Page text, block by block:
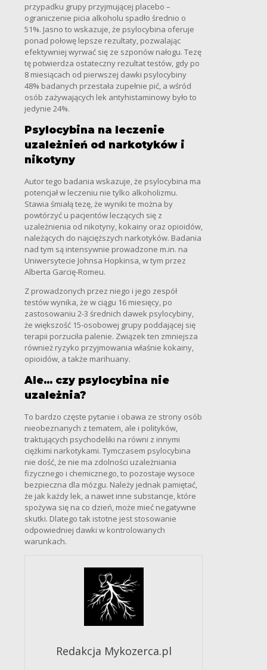
przypadku grupy przyjmującej placebo –
ograniczenie picia alkoholu spadło średnio o
51%. Jasno to wskazuje, że psylocybina oferuje
ponad połowę lepsze rezultaty, pozwalając
efektywniej wyrwać się ze szponów nałogu. Tezę
tę potwierdza ostateczny rezultat testów, gdy po
8 miesiącach od pierwszej dawki psylocybiny
48% badanych przestała zupełnie pić, a wśród
osób zażywających lek antyhistaminowy było to
jedynie 24%.
Psylocybina na leczenie
uzależnień od narkotyków i
nikotyny
Autor tego badania wskazuje, że psylocybina ma
potencjał w leczeniu nie tylko alkoholizmu.
Stawia śmiałą tezę, że wyniki te można by
powtórzyć u pacjentów leczących się z
uzależnienia od nikotyny, kokainy oraz opioidów,
należących do najcięższych narkotyków. Badania
nad tym są intensywnie prowadzone m.in. na
Uniwersytecie Johnsa Hopkinsa, w tym przez
Alberta Garcię-Romeu.
Z prowadzonych przez niego i jego zespół
testów wynika, że w ciągu 16 miesięcy, po
zastosowaniu 2-3 średnich dawek psylocybiny,
że większość 15-osobowej grupy poddającej się
terapii porzuciła palenie. Związek ten zmniejsza
również ryzyko przyjmowania właśnie kokainy,
opioidów, a także marihuany.
Ale… czy psylocybina nie
uzależnia?
To bardzo częste pytanie i obawa ze strony osób
nieobeznanych z tematem, ale i polityków,
traktujących psychodeliki na równi z innymi
ciężkimi narkotykami. Tymczasem psylocybina
nie dość, że nie ma zdolności uzależniania
fizycznego i chemicznego, to pozostaje wysoce
bezpieczna dla mózgu. Należy jednak pamiętać,
że jak każdy lek, a nawet inne substancje, które
spożywa się na co dzień, może mieć negatywne
skutki. Dlatego tak istotne jest stosowanie
odpowiedniej dawki w kontrolowanych
warunkach.
Redakcja Mykozerca.pl